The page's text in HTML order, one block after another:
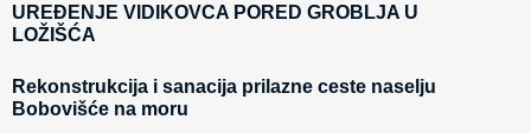
UREĐENJE VIDIKOVCA PORED GROBLJA U
LOŽIŠĆA
Rekonstrukcija i sanacija prilazne ceste naselju
Bobovišće na moru